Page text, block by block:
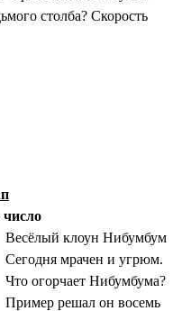
столба? Скорость
Весёлый клоун Нибумбум
Сегодня мрачен и угрюм.
Что огорчает Нибумбума?
Пример решал он восемь